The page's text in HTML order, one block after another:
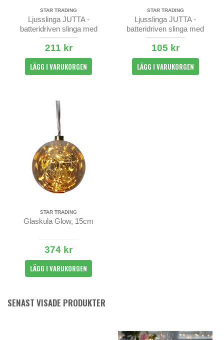
STAR TRADING
Ljusslinga JUTTA -
batteridriven slinga med
juterep och 10st lampor
211 kr
LÄGG I VARUKORGEN
STAR TRADING
Ljusslinga JUTTA -
batteridriven slinga med
juterep
105 kr
LÄGG I VARUKORGEN
STAR TRADING
Glaskula Glow, 15cm
374 kr
LÄGG I VARUKORGEN
SENAST VISADE PRODUKTER